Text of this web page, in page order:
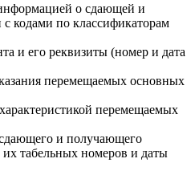
о сдающей и
кодами по классификаторам
и его реквизиты (номер и дата
перемещаемых основных
перемещаемых
и получающего
их табельных номеров и даты